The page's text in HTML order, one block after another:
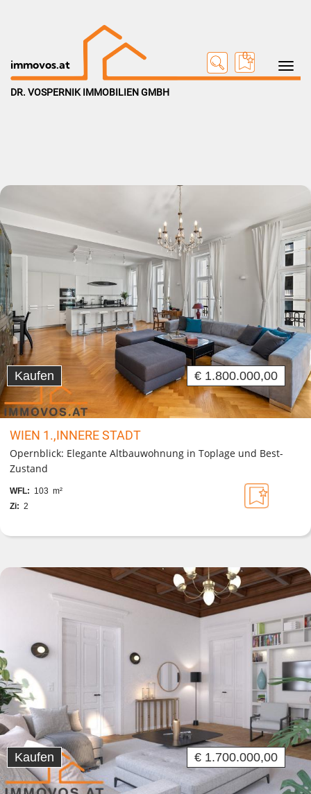
Toggle
immovos.at
0
DR. VOSPERNIK IMMOBILIEN GMBH
Kaufen € 1.800.000,00
WIEN 1.,INNERE STADT
Opernblick: Elegante Altbauwohnung in Toplage und Best-
Zustand
WFL: 103 m²
Zi: 2
Kaufen € 1.700.000,00